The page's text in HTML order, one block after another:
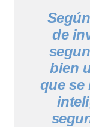
de
bien
que se